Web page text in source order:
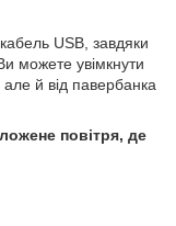
USB, завдяки
можете увімкнути
й від павербанка
повітря, де